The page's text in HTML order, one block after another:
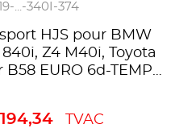
...-340I-374
HJS pour BMW
Z4 M40i, Toyota
EURO 6d-TEMP,
TVAC